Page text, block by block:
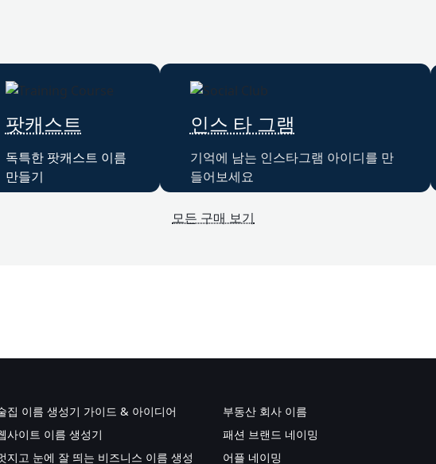
팟캐스트
독특한 팟캐스트 이름
만들기
인스 타 그램
기억에 남는 인스타그램 아이디를 만
들어보세요
모든 구매 보기
집 이름 생성기 가이드 & 아이디어
사이트 이름 생성기
지고 눈에 잘 띄는 비즈니스 이름 생성
부동산 회사 이름
패션 브랜드 네이밍
어플 네이밍